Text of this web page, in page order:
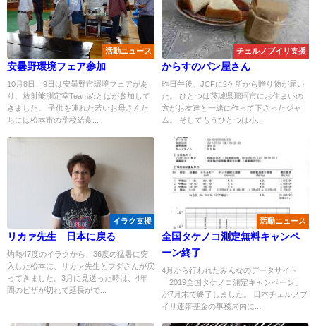
活動ニュース
安曇野環境フェア参加
10月8日、9日は安曇野市環境フェアがあ
り、放射能測定室Teamめとばが参加して
きました。 子供を連れた若いお母さんた
ちには松本市の学校給食...
チェルノブイリ支援
からすのパン屋さん
昨日午後、JCFに2ケ所から贈り物が届い
た。 ひとつは茨城県那珂市にお住まいの
方がお友達と一緒に作って下さったジャ
ム。 そしてもうひとつは小...
イラク支援
リカァ先生 日本に戻る
灼熱47度のイラクから、36度の猛暑に突
入した松本に、リカァ先生とフダさんが戻
ってきました。3月に見送った時は、4年
間のビザが切れて延長がで...
活動ニュース
全国タケノコ測定無料キャンペ
ーン終了
4月から行われたみんなのデータサイト
「2019全国タケノコ測定キャンペーン」
が7月末で終了しました。 日本チェルノブ
イリ連帯基金の事務局内に...